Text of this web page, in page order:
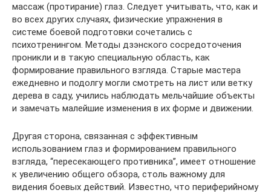
массаж (протирание) глаз. Следует учитывать, что, как и
во всех других случаях, физические упражнения в
системе боевой подготовки сочетались с
психотренингом. Методы дзэнского сосредоточения
проникли и в такую специальную область, как
формирование правильного взгляда. Старые мастера
ежедневно и подолгу могли смотреть на лист или ветку
дерева в саду, учились наблюдать мельчайшие объекты
и замечать малейшие изменения в их форме и движении.
Другая сторона, связанная с эффективным
использованием глаз и формированием правильного
взгляда, “пересекающего противника”, имеет отношение
к увеличению общего обзора, столь важному для
видения боевых действий. Известно, что периферийному